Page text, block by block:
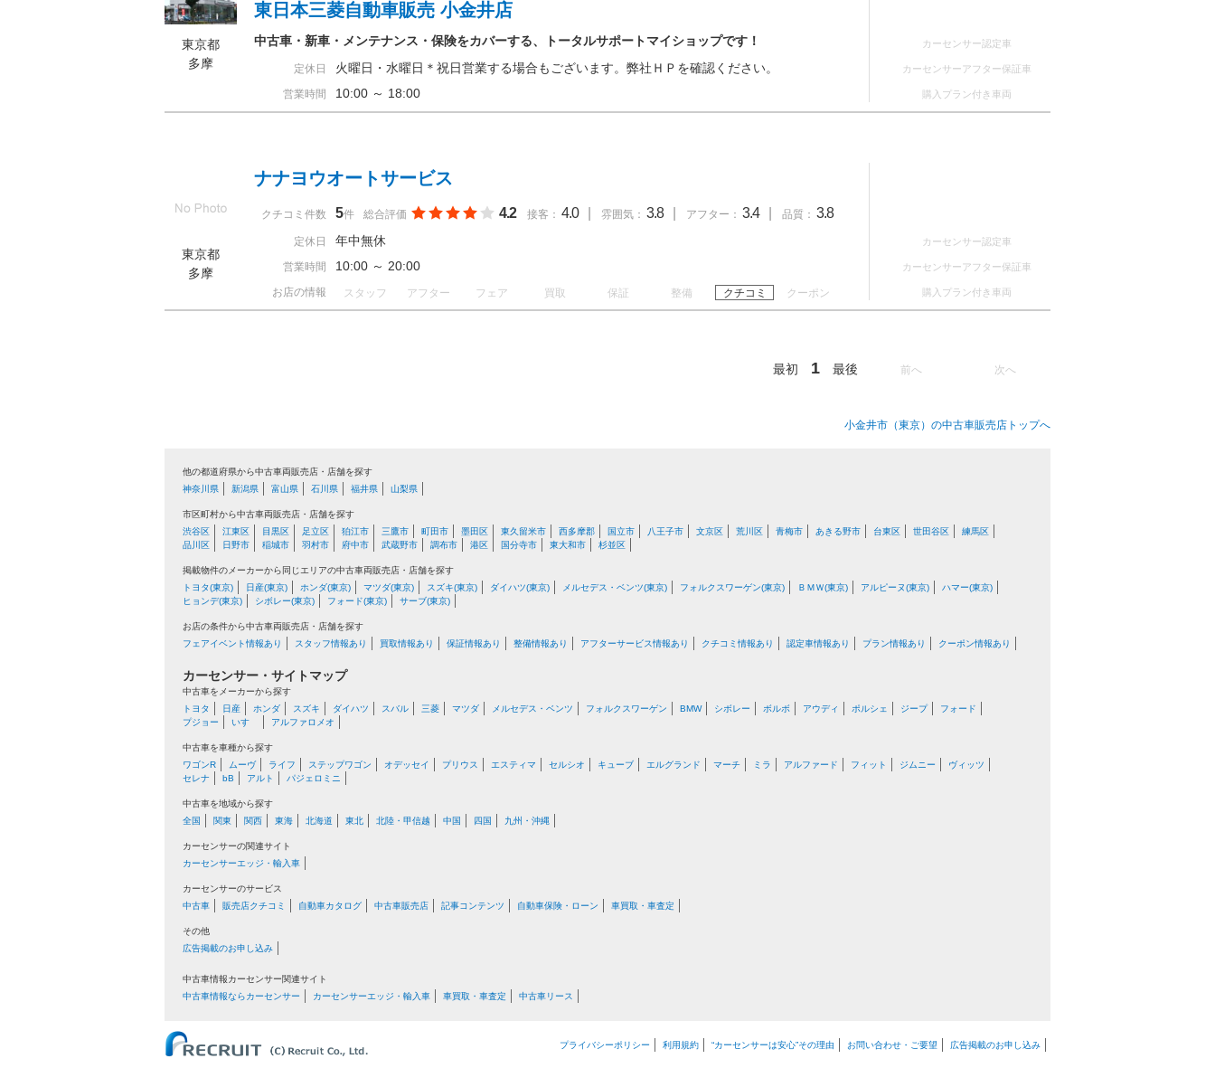
東京都
多摩
東日本三菱自動車販売 小金井店
中古車・新車・メンテナンス・保険をカバーする、トータルサポートマイショップです！
定休日 火曜日・水曜日＊祝日営業する場合もございます。弊社ＨＰを確認ください。
営業時間 10:00 ～ 18:00
カーセンサー認定車
カーセンサーアフター保証車
購入プラン付き車両
東京都
多摩
ナナヨウオートサービス
クチコミ件数 5件 総合評価 4.2 接客： 4.0 雰囲気： 3.8 アフター： 3.4 品質： 3.8
定休日 年中無休
営業時間 10:00 ～ 20:00
お店の情報 スタッフ アフター フェア 買取 保証 整備 クチコミ クーポン
カーセンサー認定車
カーセンサーアフター保証車
購入プラン付き車両
最初 1 最後 前へ 次へ
小金井市（東京）の中古車販売店トップへ
他の都道府県から中古車両販売店・店舗を探す
神奈川県
新潟県 富山県 石川県 福井県 山梨県
市区町村から中古車両販売店・店舗を探す
渋谷区
江東区 目黒区 足立区 狛江市 三鷹市 町田市 墨田区 東久留米市 西多摩郡 国立市 八王子市 文京区 荒川区 青梅市 あきる野市 台東区 世田谷区
練馬区
品川区
日野市 稲城市 羽村市 府中市 武蔵野市 調布市 港区 国分寺市 東大和市 杉並区
掲載物件のメーカーから同じエリアの中古車両販売店・店舗を探す
トヨタ(東京)
日産(東京) ホンダ(東京) マツダ(東京) スズキ(東京) ダイハツ(東京) メルセデス・ベンツ(東京) フォルクスワーゲン(東京) ＢＭＷ(東京) アルピーヌ(東京)
ハマー(東京)
ヒョンデ(東京)
シボレー(東京) フォード(東京) サーブ(東京)
お店の条件から中古車両販売店・店舗を探す
フェアイベント情報あり
スタッフ情報あり 買取情報あり 保証情報あり 整備情報あり アフターサービス情報あり クチコミ情報あり 認定車情報あり プラン情報あり クーポン情報あり
カーセンサー・サイトマップ
中古車をメーカーから探す
トヨタ
日産 ホンダ スズキ ダイハツ スバル 三菱 マツダ メルセデス・ベンツ フォルクスワーゲン BMW シボレー ボルボ アウディ ポルシェ ジープ
フォード
プジョー
いすゞ アルファロメオ
中古車を車種から探す
ワゴンR
ムーヴ ライフ ステップワゴン オデッセイ プリウス エスティマ セルシオ キューブ エルグランド マーチ ミラ アルファード フィット ジムニー
ヴィッツ
セレナ
bB アルト パジェロミニ
中古車を地域から探す
全国
関東 関西 東海 北海道 東北 北陸・甲信越 中国 四国 九州・沖縄
カーセンサーの関連サイト
カーセンサーエッジ・輸入車
カーセンサーのサービス
中古車
販売店クチコミ 自動車カタログ 中古車販売店 記事コンテンツ 自動車保険・ローン 車買取・車査定
その他
広告掲載のお申し込み
中古車情報カーセンサー関連サイト
中古車情報ならカーセンサー
カーセンサーエッジ・輸入車 車買取・車査定 中古車リース
プライバシーポリシー 利用規約 “カーセンサーは安心”その理由 お問い合わせ・ご要望 広告掲載のお申し込み